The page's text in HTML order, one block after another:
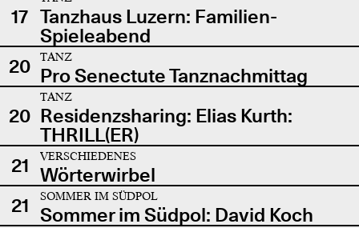
17 Tanzhaus Luzern: Familien-
Spieleabend
20
TANZ
Pro Senectute Tanznachmittag
20
TANZ
Residenzsharing: Elias Kurth:
THRILL(ER)
21
VERSCHIEDENES
Wörterwirbel
21
SOMMER IM SÜDPOL
Sommer im Südpol: David Koch